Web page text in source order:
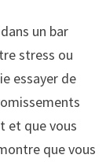
un bar
stress ou
essayer de
et que vous
que vous